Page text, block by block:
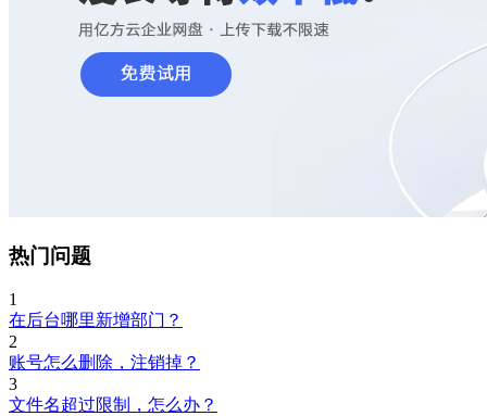
热门问题
1
在后台哪里新增部门？
2
账号怎么删除，注销掉？
3
文件名超过限制，怎么办？